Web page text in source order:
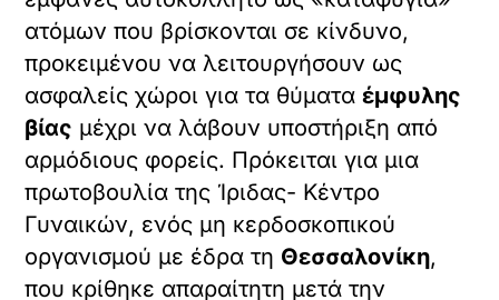
ατόμων που βρίσκονται σε κίνδυνο,
προκειμένου να λειτουργήσουν ως
ασφαλείς χώροι για τα θύματαέμφυλης
βίας μέχρι να λάβουν υποστήριξη από
αρμόδιους φορείς. Πρόκειται για μια
πρωτοβουλία της Ίριδας- Κέντρο
Γυναικών, ενός μη κερδοσκοπικού
οργανισμού με έδρα τη Θεσσαλονίκη,
που κρίθηκε απαραίτητη μετά την